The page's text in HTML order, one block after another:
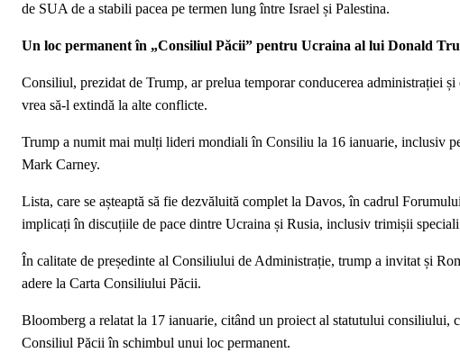
de SUA de a stabili pacea pe termen lung între Israel și Palestina.
Un loc permanent în „Consiliul Păcii” pentru Ucraina al lui Donald
Consiliul, prezidat de Trump, ar prelua temporar conducerea administrației
vrea să-l extindă la alte conflicte.
Trump a numit mai mulți lideri mondiali în Consiliu la 16 ianuarie, inclusiv
Mark Carney.
Lista, care se așteaptă să fie dezvăluită complet la Davos, în cadrul
implicați în discuțiile de pace dintre Ucraina și Rusia, inclusiv trimișii
În calitate de președinte al Consiliului de Administrație, trump a invitat și
adere la Carta Consiliului Păcii.
Bloomberg a relatat la 17 ianuarie, citând un proiect al statutului consiliului,
Consiliul Păcii în schimbul unui loc permanent.